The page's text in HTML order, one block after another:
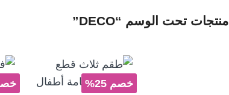
منتجات تحت الوسم “DECO”
خصم 25% خصم